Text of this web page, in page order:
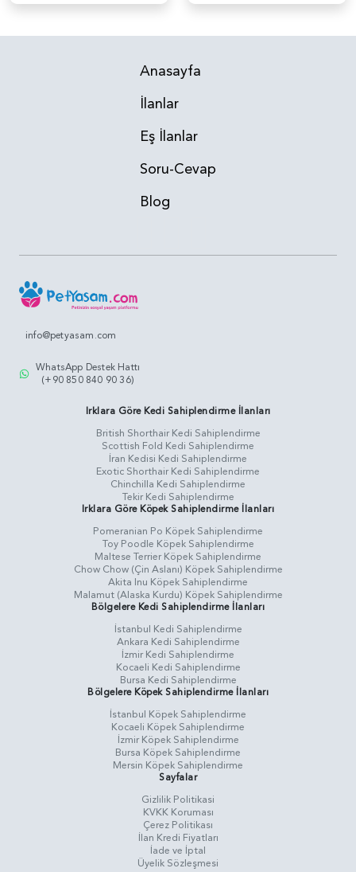
Anasayfa
İlanlar
Eş İlanlar
Soru-Cevap
Blog
info@petyasam.com
WhatsApp Destek Hattı
(+90 850 840 90 36)
Irklara Göre Kedi Sahiplendirme İlanları
British Shorthair Kedi Sahiplendirme
Scottish Fold Kedi Sahiplendirme
İran Kedisi Kedi Sahiplendirme
Exotic Shorthair Kedi Sahiplendirme
Chinchilla Kedi Sahiplendirme
Tekir Kedi Sahiplendirme
Irklara Göre Köpek Sahiplendirme İlanları
Pomeranian Po Köpek Sahiplendirme
Toy Poodle Köpek Sahiplendirme
Maltese Terrier Köpek Sahiplendirme
Chow Chow (Çin Aslanı) Köpek Sahiplendirme
Akita Inu Köpek Sahiplendirme
Malamut (Alaska Kurdu) Köpek Sahiplendirme
Bölgelere Kedi Sahiplendirme İlanları
İstanbul Kedi Sahiplendirme
Ankara Kedi Sahiplendirme
İzmir Kedi Sahiplendirme
Kocaeli Kedi Sahiplendirme
Bursa Kedi Sahiplendirme
Bölgelere Köpek Sahiplendirme İlanları
İstanbul Köpek Sahiplendirme
Kocaeli Köpek Sahiplendirme
İzmir Köpek Sahiplendirme
Bursa Köpek Sahiplendirme
Mersin Köpek Sahiplendirme
Sayfalar
Gizlilik Politikasi
KVKK Koruması
Çerez Politikası
İlan Kredi Fiyatları
İade ve İptal
Üyelik Sözleşmesi